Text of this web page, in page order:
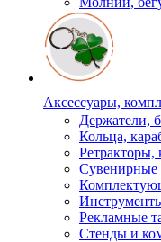
Аксессуары,
Держатели,
Кольца,
Сувенирные
Рекламные
Стенды и